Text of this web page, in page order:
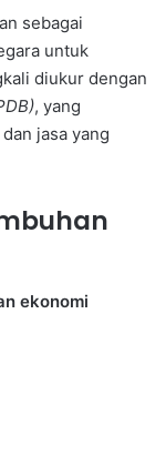
sebagai
untuk
diukur dengan
, yang
jasa yang
ekonomi